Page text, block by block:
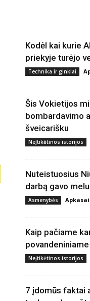
Kodėl kai kurie
priekyje turėjo
Technika ir ginklai
Šis Vokietijos
bombardavimo
šveicarišku
Neįtikėtinos istorijos
Nuteistuosius
darbą gavo
Asmenybės Apkasai
Kaip pačiame
Neįtikėtinos istorijos
7 įdomūs faktai